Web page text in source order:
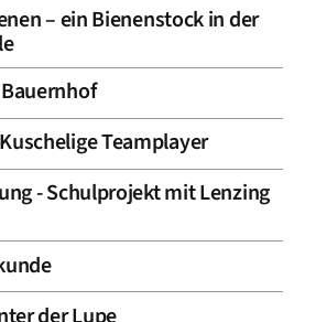
– ein Bienenstock in der
Teamplayer
- Schulprojekt mit Lenzing